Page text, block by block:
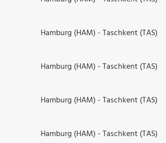
Hamburg (HAM) - Taschkent (TAS)
Hamburg (HAM) - Taschkent (TAS)
Hamburg (HAM) - Taschkent (TAS)
Hamburg (HAM) - Taschkent (TAS)